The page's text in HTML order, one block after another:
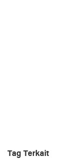
Tag Terkait